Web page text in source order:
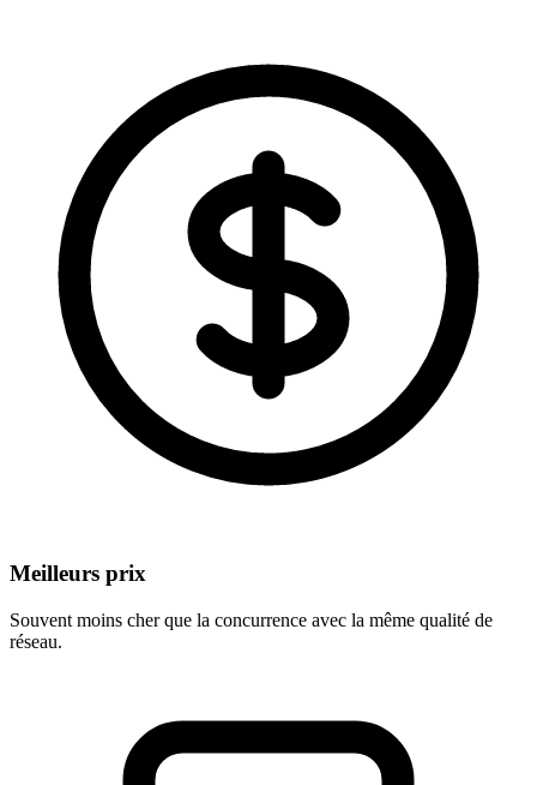
Meilleurs prix
Souvent moins cher que la concurrence avec la même qualité de
réseau.